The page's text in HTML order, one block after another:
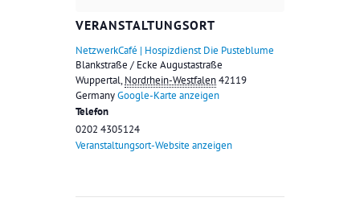
VERANSTALTUNGSORT
NetzwerkCafé | Hospizdienst Die Pusteblume
Blankstraße / Ecke Augustastraße
Wuppertal, Nordrhein-Westfalen42119
GermanyGoogle-Karte anzeigen
Telefon
0202 4305124
Veranstaltungsort-Website anzeigen